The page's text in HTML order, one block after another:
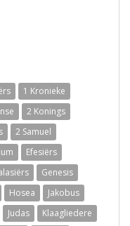
1 Kronieke
2 Konings
2 Samuel
Efesiërs
Genesis
Hosea
Jakobus
Judas
Klaagliedere